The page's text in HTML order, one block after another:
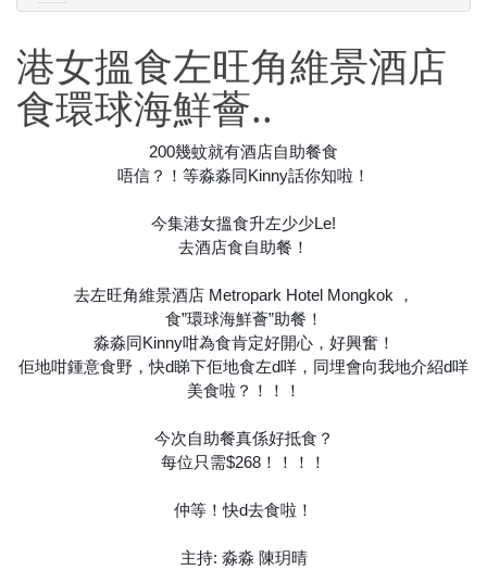
港女搵食左旺角維景酒店
食環球海鮮薈..
200幾蚊就有酒店自助餐食
唔信？！等淼淼同Kinny話你知啦！
今集港女搵食升左少少Le!
去酒店食自助餐！
去左旺角維景酒店 Metropark Hotel Mongkok ，
食”環球海鮮薈”助餐！
淼淼同Kinny咁為食肯定好開心，好興奮！
佢地咁鍾意食野，快d睇下佢地食左d咩，同埋會向我地介紹d咩
美食啦？！！！
今次自助餐真係好抵食？
每位只需$268！！！！
仲等！快d去食啦！
主持: 淼淼 陳玥晴